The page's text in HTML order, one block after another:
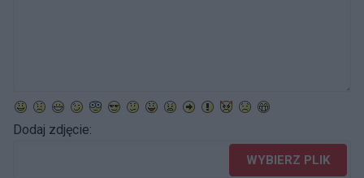
Dodaj zdjęcie:
WYBIERZ PLIK